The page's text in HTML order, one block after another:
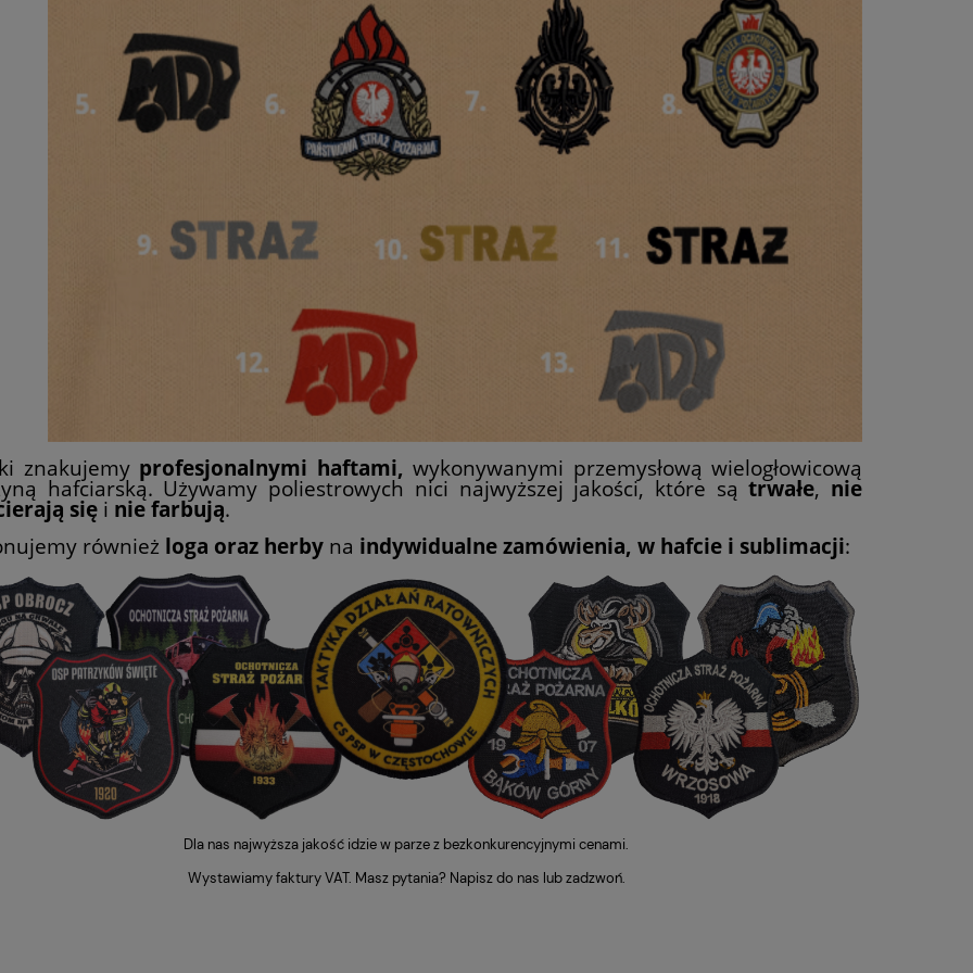
znakujemy profesjonalnymi haftami, wykonywanymi przemysłową wielogłowicową
hafciarską. Używamy poliestrowych nici najwyższej jakości, które sątrwałe, nie
się i nie farbują.
również loga oraz herby na indywidualne zamówienia, w hafcie i sublimacji:
Dla nas najwyższa jakość idzie w parze z bezkonkurencyjnymi cenami.
Wystawiamy faktury VAT. Masz pytania? Napisz do nas lub zadzwoń.